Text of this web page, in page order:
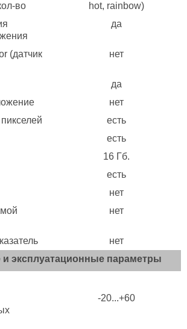
во
hot, rainbow)
да
(датчик
нет
да
нет
есть
есть
16 Гб.
есть
нет
нет
нет
и эксплуатационные параметры
-20...+60